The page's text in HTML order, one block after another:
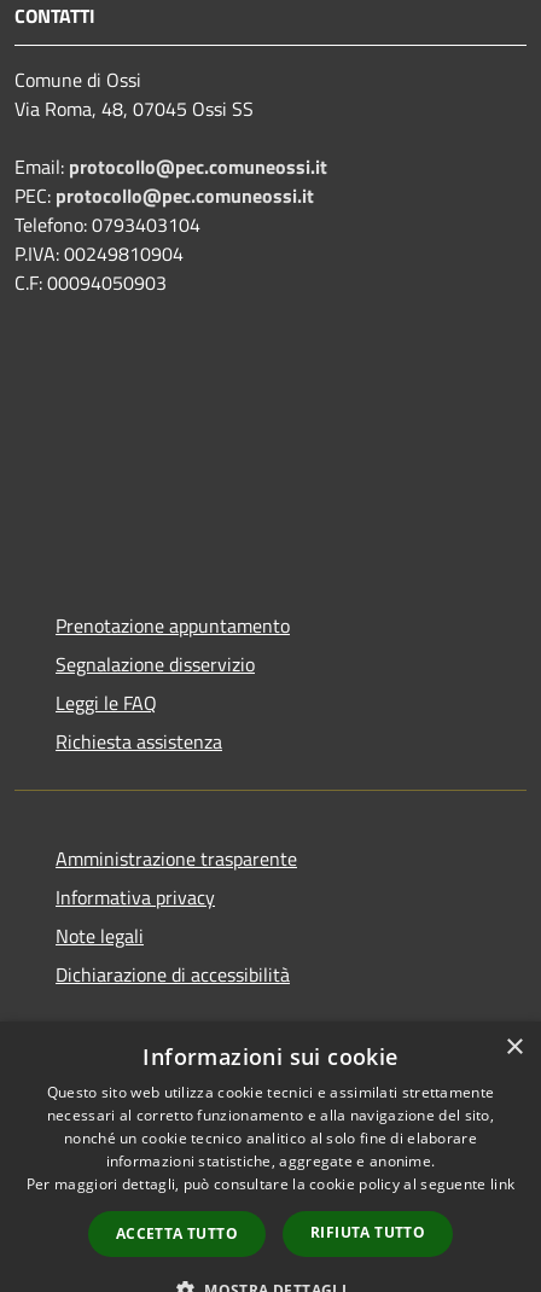
CONTATTI
Comune di Ossi
Via Roma, 48, 07045 Ossi SS
Email: protocollo@pec.comuneossi.it
PEC: protocollo@pec.comuneossi.it
Telefono: 0793403104
P.IVA: 00249810904
C.F: 00094050903
Prenotazione appuntamento
Segnalazione disservizio
Leggi le FAQ
Richiesta assistenza
Amministrazione trasparente
Informativa privacy
Note legali
Dichiarazione di accessibilità
RSS
Accessibilità
Copyright © 2026 • Comune di
Municipium•
Accesso
redazione
×
Informazioni sui cookie
Questo sito web utilizza cookie tecnici e assimilati strettamente
necessari al corretto funzionamento e alla navigazione del sito,
nonché un cookie tecnico analitico al solo fine di elaborare
informazioni statistiche, aggregate e anonime.
Per maggiori dettagli, può consultare la cookie policy al seguente link
ACCETTA TUTTO RIFIUTA TUTTO